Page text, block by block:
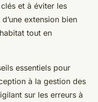
et à éviter les
extension bien
tout en
essentiels pour
à la gestion des
sur les erreurs à